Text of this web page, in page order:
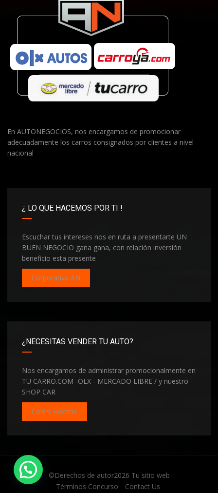
En AUTONEGOCIOS, nos encargamos de promocionar
adecuadamente los carros consignados por clientes a nivel
nacional
¿ LO QUE HACEMOS POR TI !
Escuchar tus intereses nos en ruta a presentarte UN
BUEN NEGOCIO gana gana, con relación inversión
beneficio esta presente
Corporativa AN
¿NECESITAS VENDER TU AUTO?
Nos encargamos de administrar promocionalmente en
TU CARRO.COM -OLX - MERCADO LIBRE / y nuestro
SHOP CAR
Como Hacerlo
©Derechos de autor2026 Tu sitio web
Términos Concurso
Contact Us